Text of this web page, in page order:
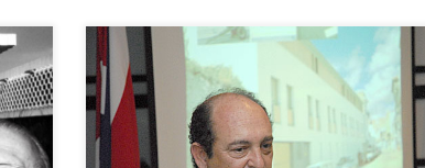
En la tarde de este pasado lunes 8 de Abril, nos
hemos enterado de la triste noticia del
fallecimiento del arquitecto y profesor de la
Escuela Técnica Superior de Arquitectura de